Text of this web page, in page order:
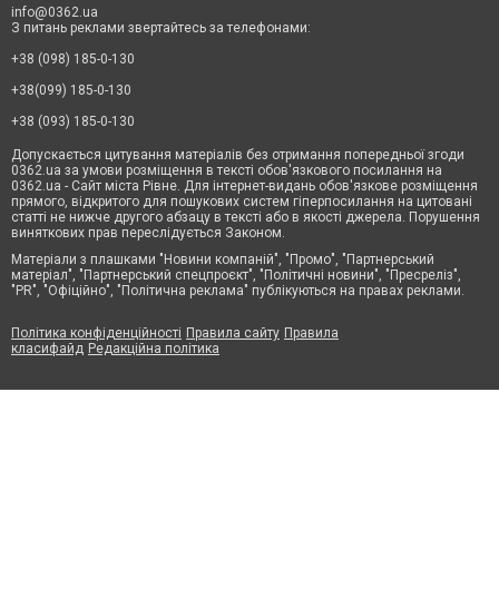
info@0362.ua
З питань реклами звертайтесь за телефонами:
+38 (098) 185-0-130
+38(099) 185-0-130
+38 (093) 185-0-130
Допускається цитування матеріалів без отримання попередньої згоди
0362.ua за умови розміщення в тексті обов'язкового посилання на
0362.ua - Сайт міста Рівне. Для інтернет-видань обов'язкове розміщення
прямого, відкритого для пошукових систем гіперпосилання на цитовані
статті не нижче другого абзацу в тексті або в якості джерела. Порушення
виняткових прав переслідується Законом.
Матеріали з плашками "Новини компаній", "Промо", "Партнерський
матеріал", "Партнерський спецпроєкт", "Політичні новини", "Пресреліз",
"PR", "Офіційно", "Політична реклама" публікуються на правах реклами.
Політика конфіденційності Правила сайту Правила
класифайд Редакційна політика